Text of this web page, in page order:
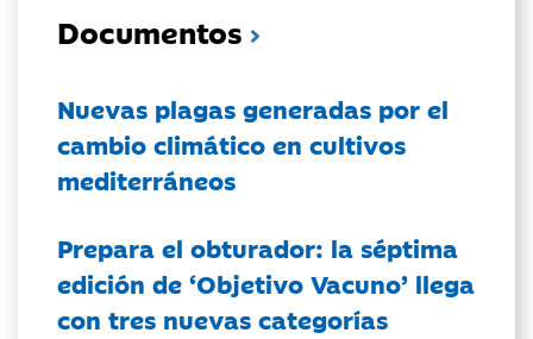
Documentos
Nuevas plagas generadas por el
cambio climático en cultivos
mediterráneos
Prepara el obturador: la séptima
edición de ‘Objetivo Vacuno’ llega
con tres nuevas categorías